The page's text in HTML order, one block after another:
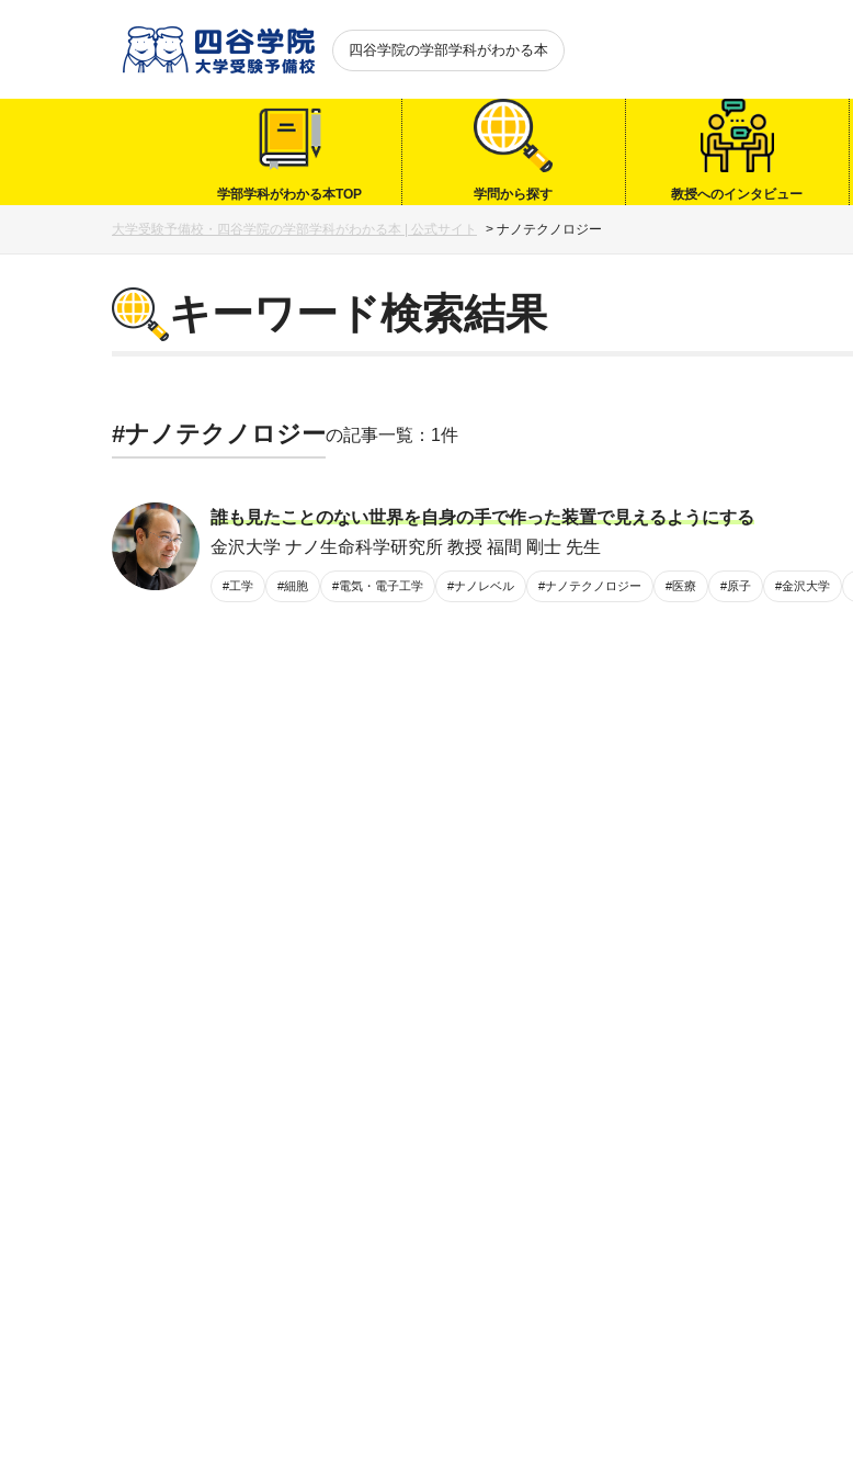
四谷学院の学部学科がわかる本
学部学科がわかる本TOP 学問から探す 教授へのインタビュー
大学受験予備校・四谷学院の学部学科がわかる本 | 公式サイト > ナノテクノロジー
キーワード検索結果
#ナノテクノロジーの記事一覧：1件
誰も見たことのない世界を自身の手で作った装置で見えるようにする
金沢大学 ナノ生命科学研究所 教授 福間 剛士 先生
#工学 #細胞 #電気・電子工学 #ナノレベル #ナノテクノロジー #医療 #原子 #金沢大学